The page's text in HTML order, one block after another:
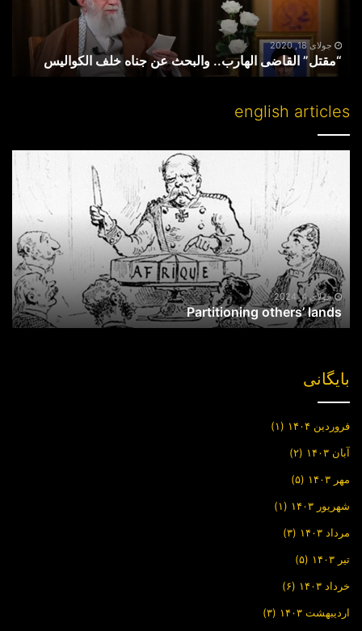
جولای 18, 2020
“مقتل” القاضی الهارب.. والبحث عن جناه خلف الکوالیس
english articles
others’
جولای 4, 2024
Partitioning others’ lands
بایگانی
فروردین ۱۴۰۴ (۱)
آبان ۱۴۰۳ (۲)
مهر ۱۴۰۳ (۵)
شهریور ۱۴۰۳ (۱)
مرداد ۱۴۰۳ (۳)
تیر ۱۴۰۳ (۵)
خرداد ۱۴۰۳ (۶)
اردیبهشت ۱۴۰۳ (۳)